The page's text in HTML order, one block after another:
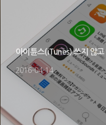
아이튠스(iTunes) 쓰지 않고
2016-04-14